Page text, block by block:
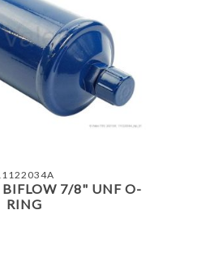
BIFLOW 7/8" UNF O-
RING